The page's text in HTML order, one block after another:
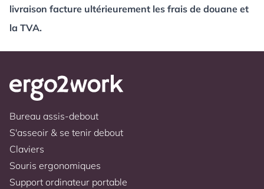
livraison facture ultérieurement les frais de douane et
la TVA.
Bureau assis-debout
S'asseoir & se tenir debout
Claviers
Souris ergonomiques
Support ordinateur portable